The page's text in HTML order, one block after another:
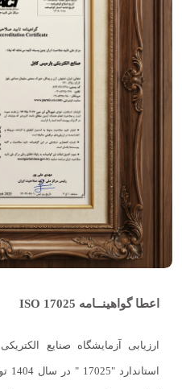
اعطا گواهینــامه ISO 17025
ارزیابی آزمایشگاه صنایع